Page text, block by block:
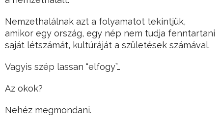
Nemzethalálnak azt a folyamatot tekintjük,
amikor egy ország, egy nép nem tudja fenntartani
saját létszámát, kultúráját a születések számával.
Vagyis szép lassan “elfogy”…
Az okok?
Nehéz megmondani.